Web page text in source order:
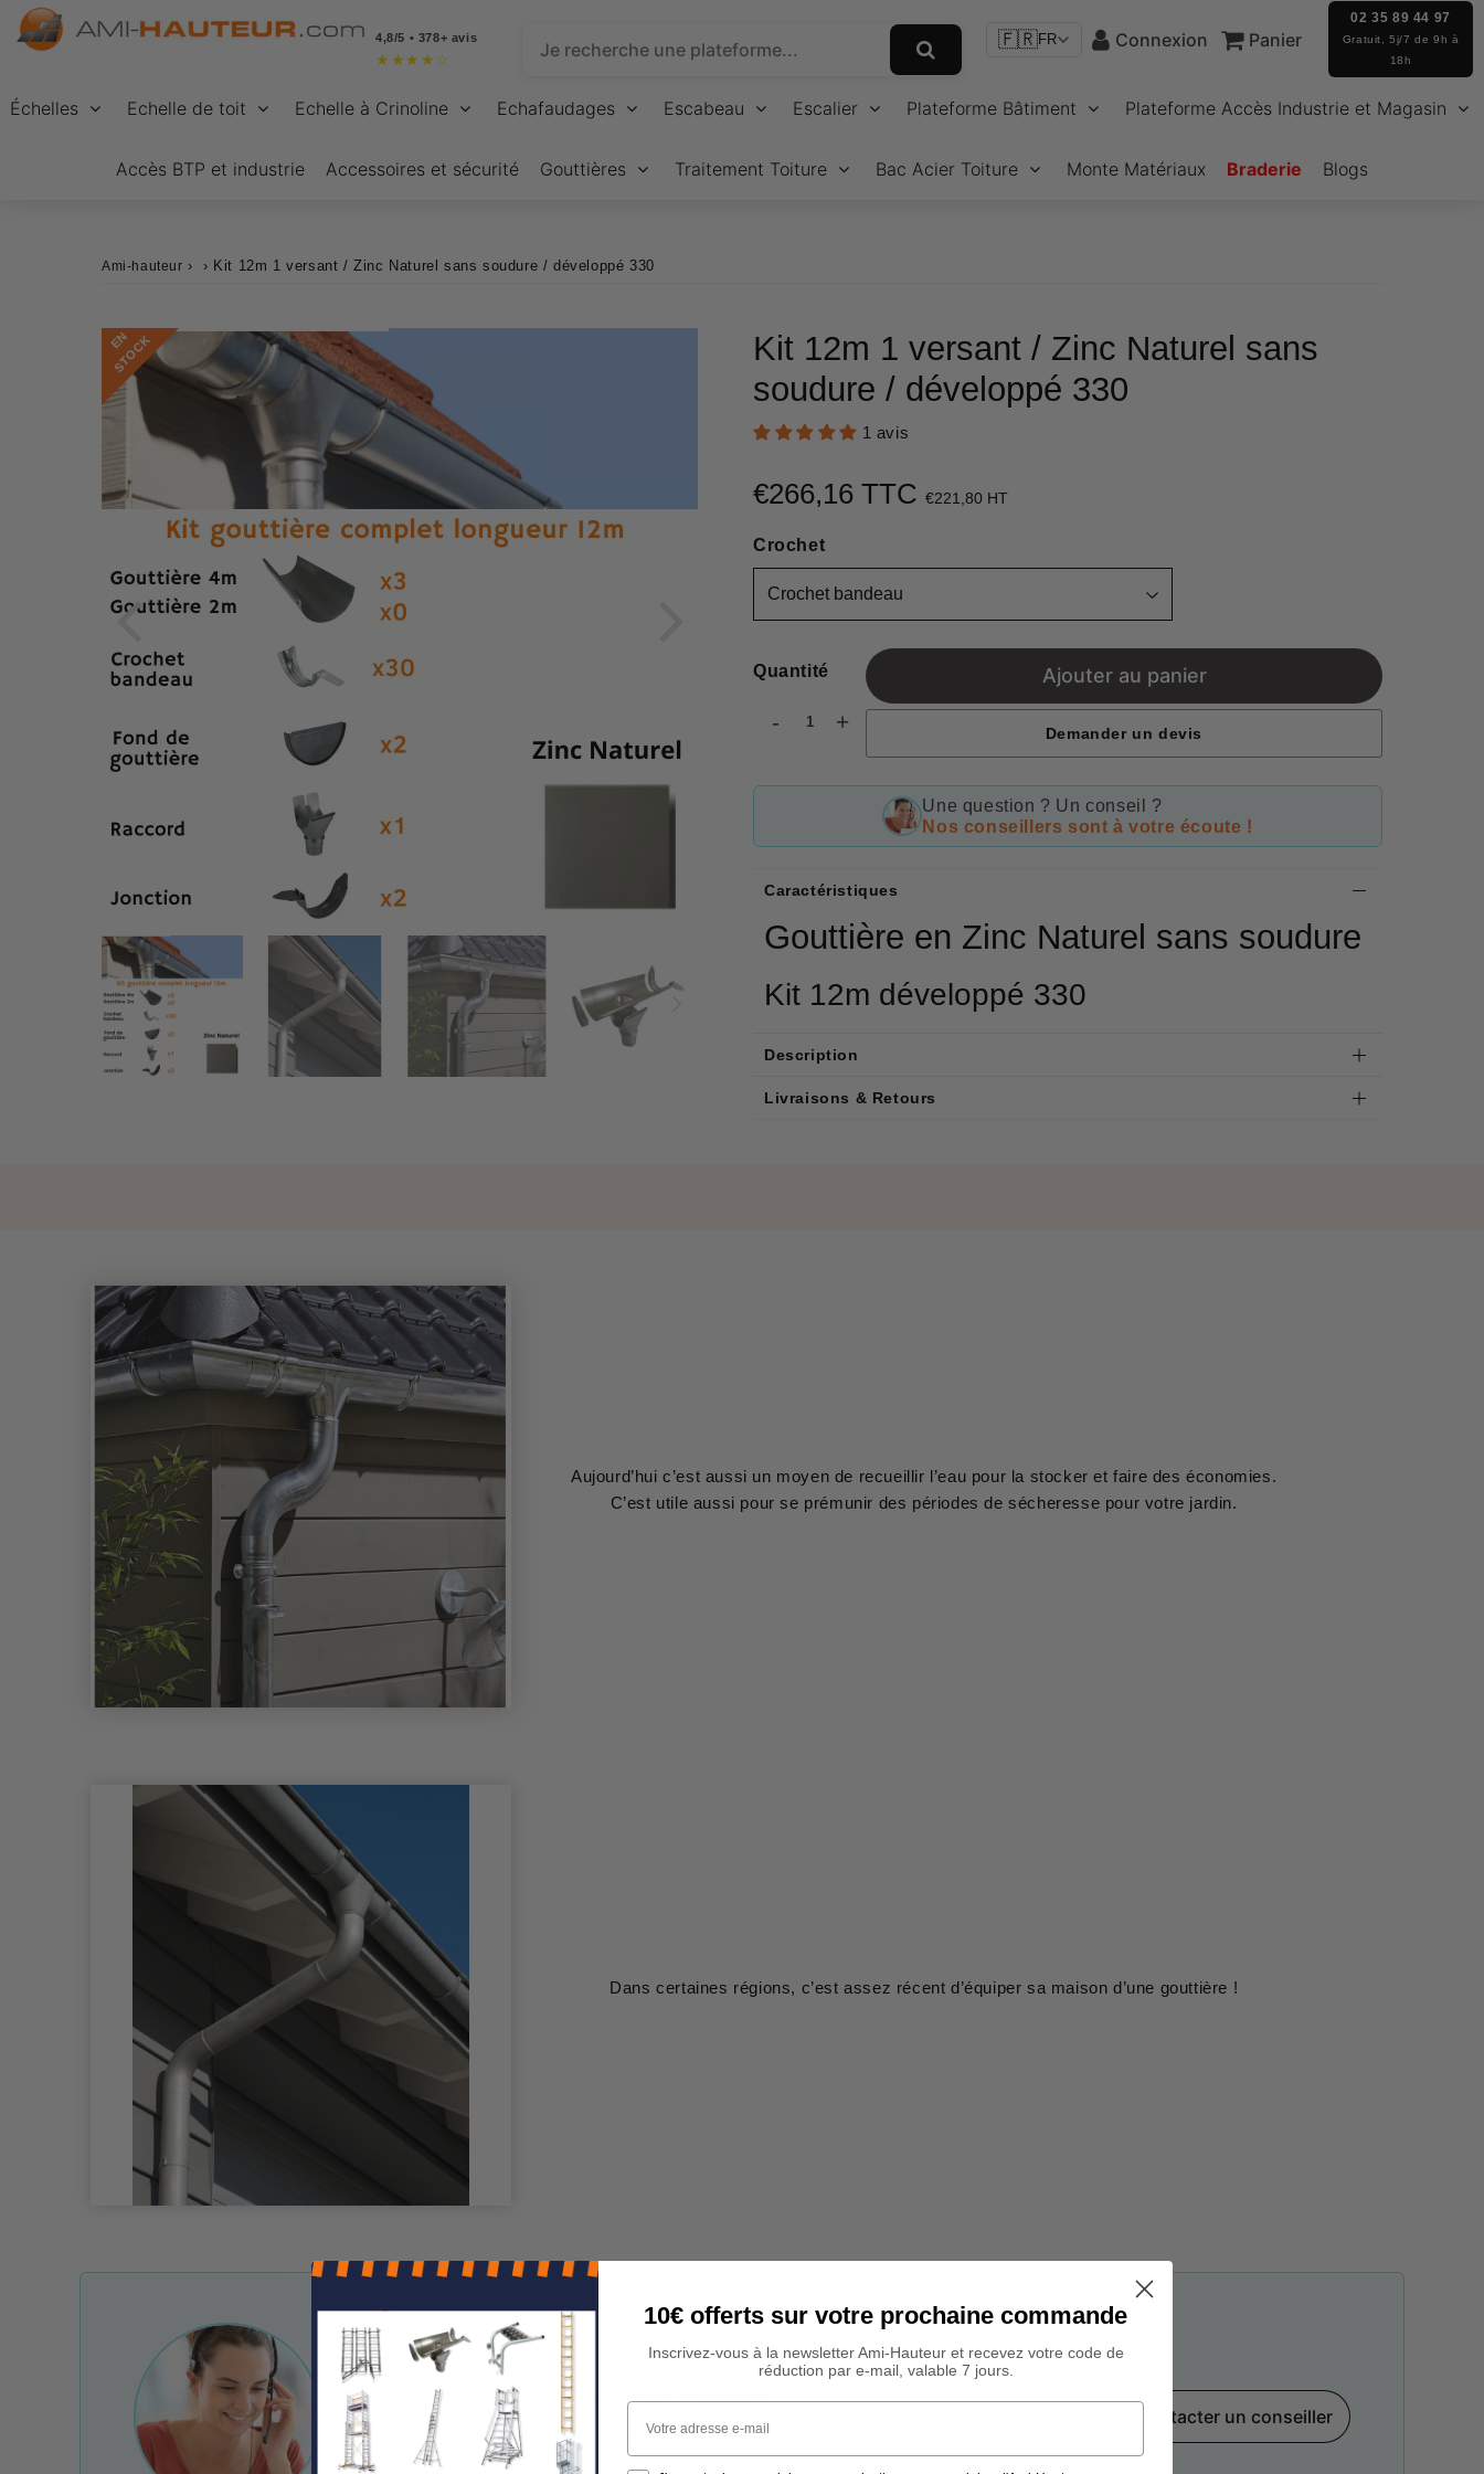
4,8/5 • 378+ avis
★ ★ ★ ★ ☆
🇫🇷FR Connexion Panier
02 35 89 44 97
Gratuit, 5j/7 de 9h à
18h
Échelles Echelle de toit Echelle à Crinoline Echafaudages Escabeau Escalier Plateforme Bâtiment Plateforme Accès Industrie et Magasin
Accès BTP et industrie Accessoires et sécurité Gouttières Traitement Toiture Bac Acier Toiture Monte Matériaux Braderie Blogs
Ami-hauteur › › Kit 12m 1 versant / Zinc Naturel sans soudure / développé 330
E
N
S
T
O
C
K
Kit 12m 1 versant / Zinc Naturel sans
soudure / développé 330
1 avis
€266,16 TTC €221,80 HT
Crochet
Quantité
- +
Ajouter au panier
Demander un devis
Une question ? Un conseil ?
Nos conseillers sont à votre écoute !
Caractéristiques
Gouttière en Zinc Naturel sans soudure
Kit 12m développé 330
Description
Livraisons & Retours
Aujourd’hui c’est aussi un moyen de recueillir l’eau pour la stocker et faire des économies.
C’est utile aussi pour se prémunir des périodes de sécheresse pour votre jardin.
Dans certaines régions, c’est assez récent d’équiper sa maison d’une gouttière !
Une question ? Un conseil ?
Nos conseillers sont à votre écoute !
Notre service client est à votre disposition du lundi au vendredi de 9h00 à 17h00
e-mail et chat.
Contacter un conseiller
10€ offerts sur votre prochaine commande
Inscrivez-vous à la newsletter Ami-Hauteur et recevez votre code de
réduction par e-mail, valable 7 jours.
Votre adresse e-mail